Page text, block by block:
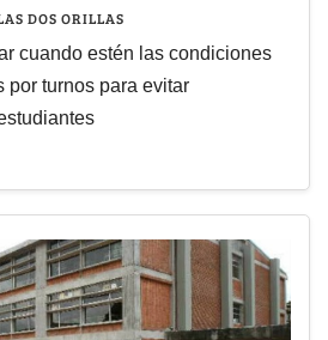
DOS ORILLAS
cuando estén las condiciones
por turnos para evitar